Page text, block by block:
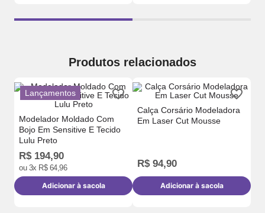
Adicionar à sacola Adicionar à sacola
Produtos relacionados